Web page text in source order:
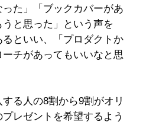
った」「ブックカバーがあ
と思った」という声を
といい、「プロダクトか
チがあってもいいなと思
る人の8割から9割がオリ
レゼントを希望するよう